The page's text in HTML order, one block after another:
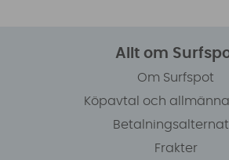
Allt om
Om Surfspot
Köpavtal och
Frakter